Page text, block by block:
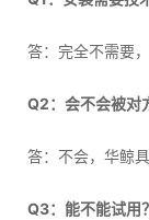
答：完全不需要
Q2：会不会被对
答：不会，华鲸
Q3：能不能试用？